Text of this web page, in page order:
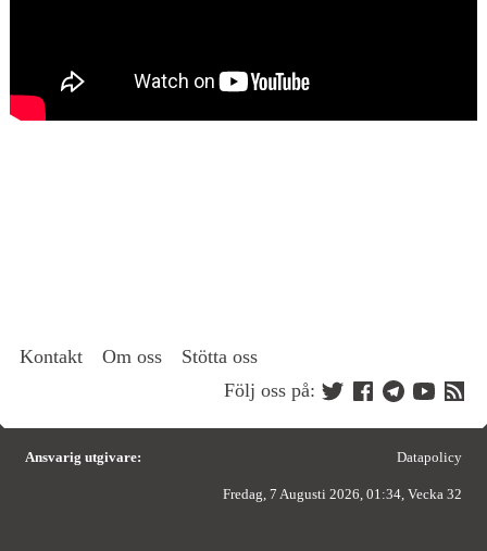
Kontakt Om oss
Stötta oss
Följ oss på:
Ansvarig utgivare: Datapolicy
Fredag, 7 Augusti 2026, 01:34, Vecka 32